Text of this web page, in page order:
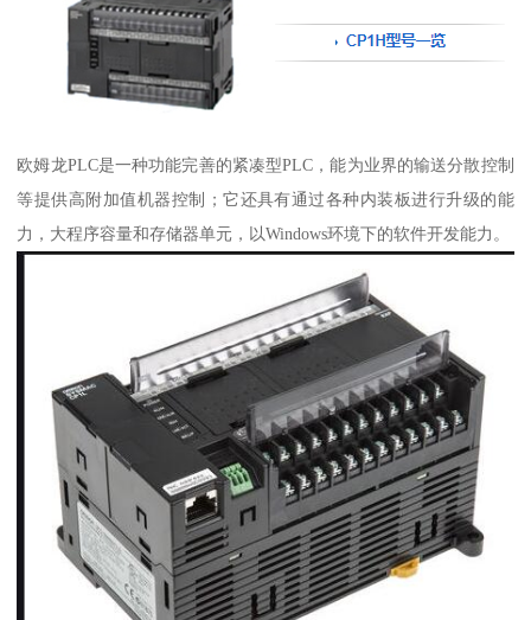
欧姆龙PLC是一种功能完善的紧凑型PLC，能为业界的输送分散控制
等提供高附加值机器控制；它还具有通过各种内装板进行升级的能
力，大程序容量和存储器单元，以Windows环境下的软件开发能力。